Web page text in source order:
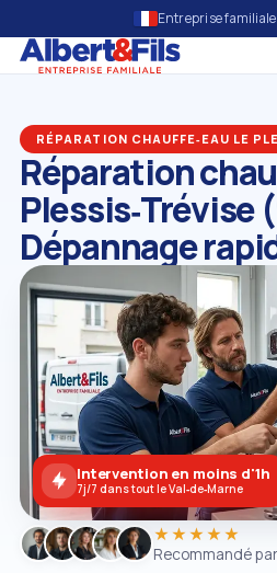
Entreprise
RÉPARATION CHAUFFE‑EAU LE
Réparation
Plessis‑Trévise
Dépannage
★★★★★
Recommandé par
Intervention en moins d'1h
7j/7 dans tout le Val‑de‑Marne